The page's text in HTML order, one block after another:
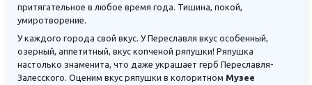
притягательное в любое время года. Тишина, покой,
умиротворение.
У каждого города свой вкус. У Переславля вкус особенный,
озерный, аппетитный, вкус копченой ряпушки! Ряпушка
настолько знаменита, что даже украшает герб Переславля-
Залесского. Оценим вкус ряпушки в колоритном Музее